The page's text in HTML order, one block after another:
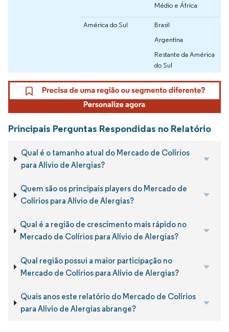
Médio e África
América do Sul
Brasil
Argentina
Restante da América
do Sul
Principais Perguntas Respondidas no Relatório
Qual é o tamanho atual do Mercado de Colírios
para Alívio de Alergias?
Quem são os principais players do Mercado de
Colírios para Alívio de Alergias?
Qual é a região de crescimento mais rápido no
Mercado de Colírios para Alívio de Alergias?
Qual região possui a maior participação no
Mercado de Colírios para Alívio de Alergias?
Quais anos este relatório do Mercado de Colírios
para Alívio de Alergias abrange?